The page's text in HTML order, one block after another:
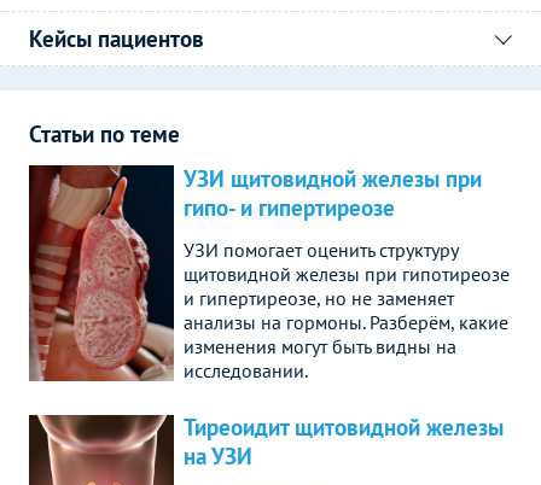
Кейсы пациентов
Статьи по теме
УЗИ щитовидной железы при
гипо- и гипертиреозе
УЗИ помогает оценить структуру
щитовидной железы при гипотиреозе
и гипертиреозе, но не заменяет
анализы на гормоны. Разберём, какие
изменения могут быть видны на
исследовании.
Тиреоидит щитовидной железы
на УЗИ